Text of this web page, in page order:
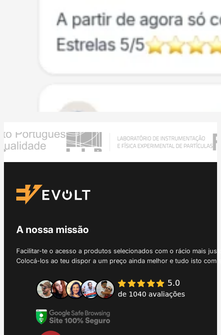
A nossa missão
Facilitar-te o acesso a produtos selecionados com o rácio mais
Colocá-los ao teu dispor a um preço ainda melhor e tudo isto